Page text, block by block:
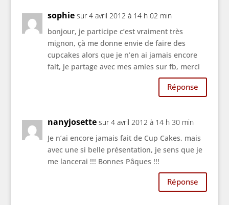
sophie sur 4 avril 2012 à 14 h 02 min
bonjour, je participe c’est vraiment très
mignon, çà me donne envie de faire des
cupcakes alors que je n’en ai jamais encore
fait, je partage avec mes amies sur fb, merci
Réponse
nanyjosette sur 4 avril 2012 à 14 h 30 min
Je n’ai encore jamais fait de Cup Cakes, mais
avec une si belle présentation, je sens que je
me lancerai !!! Bonnes Pâques !!!
Réponse